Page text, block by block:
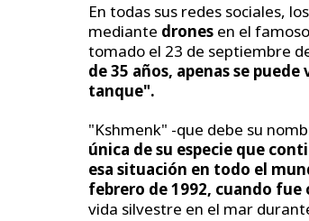
En todas sus redes sociales,
mediante drones en el
tomado el 23 de septiembre
de 35 años, apenas se
tanque".
"Kshmenk" -que debe su
única de su especie que
esa situación en todo el
febrero de 1992, cuando fue
vida silvestre en el mar